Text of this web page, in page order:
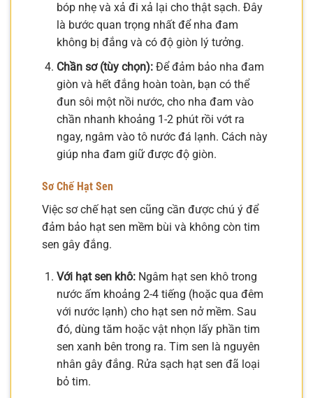
bóp nhẹ và xả đi xả lại cho thật sạch. Đây
là bước quan trọng nhất để nha đam
không bị đắng và có độ giòn lý tưởng.
Chần sơ (tùy chọn):Để đảm bảo nha đam
giòn và hết đắng hoàn toàn, bạn có thể
đun sôi một nồi nước, cho nha đam vào
chần nhanh khoảng 1-2 phút rồi vớt ra
ngay, ngâm vào tô nước đá lạnh. Cách này
giúp nha đam giữ được độ giòn.
Sơ Chế Hạt Sen
Việc sơ chế hạt sen cũng cần được chú ý để
đảm bảo hạt sen mềm bùi và không còn tim
sen gây đắng.
Với hạt sen khô:Ngâm hạt sen khô trong
nước ấm khoảng 2-4 tiếng (hoặc qua đêm
với nước lạnh) cho hạt sen nở mềm. Sau
đó, dùng tăm hoặc vật nhọn lấy phần tim
sen xanh bên trong ra. Tim sen là nguyên
nhân gây đắng. Rửa sạch hạt sen đã loại
bỏ tim.